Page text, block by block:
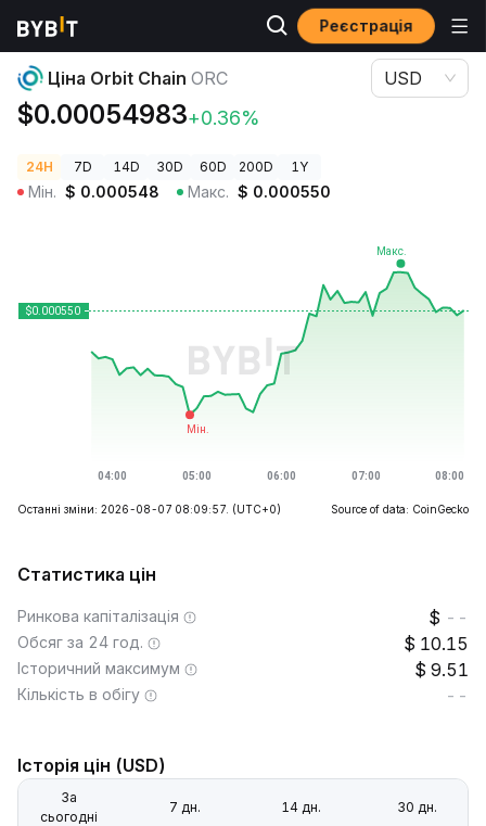
Реєстрація
Ціни криптовалют Ціна Orbit Chain ORC
Ціна Orbit Chain ORC
$0.00054983+0.36%
USD
24H 7D 14D 30D 60D 200D 1Y
Мін. $ 0.000548 Макс. $ 0.000550
Останні зміни: 2026-08-07 08:09:57. (UTC+0) Source of data: CoinGecko
Статистика цін
Ринкова капіталізація --
Обсяг за 24 год. 10.15
Історичний максимум 9.51
Кількість в обігу --
Історія цін (USD)
За
сьогодні
7 дн. 14 дн. 30 дн.